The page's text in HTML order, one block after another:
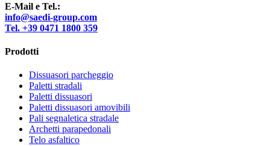
E-Mail e Tel.:
info@saedi-group.com
Tel. +39 0471 1800 359
Prodotti
Dissuasori parcheggio
Paletti stradali
Paletti dissuasori
Paletti dissuasori amovibili
Pali segnaletica stradale
Archetti parapedonali
Telo asfaltico